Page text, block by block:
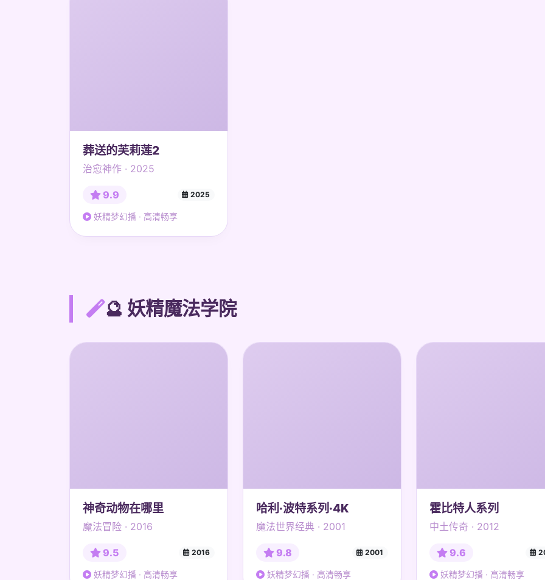
葬送的芙莉莲2
治愈神作 · 2025
9.9 2025
妖精梦幻播 · 高清畅享
🔮 妖精魔法学院
神奇动物在哪里
魔法冒险 · 2016
9.5 2016
妖精梦幻播 · 高清畅享
哈利·波特系列·4K
魔法世界经典 · 2001
9.8 2001
妖精梦幻播 · 高清畅享
霍比特人系列
中土传奇 · 2012
9.6
妖精梦幻播 · 高清畅享